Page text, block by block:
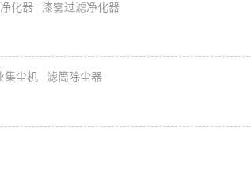
化器 漆雾过滤净化器
集尘机 滤筒除尘器